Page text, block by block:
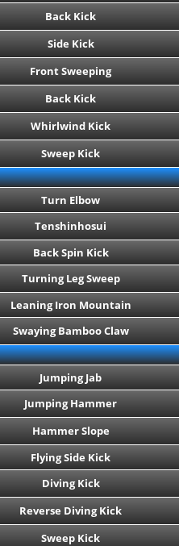
Back Kick
Side Kick
Front Sweeping
Back Kick
Whirlwind Kick
Sweep Kick
Turn Elbow
Tenshinhosui
Back Spin Kick
Turning Leg Sweep
Leaning Iron Mountain
Swaying Bamboo Claw
Jumping Jab
Jumping Hammer
Hammer Slope
Flying Side Kick
Diving Kick
Reverse Diving Kick
Sweep Kick